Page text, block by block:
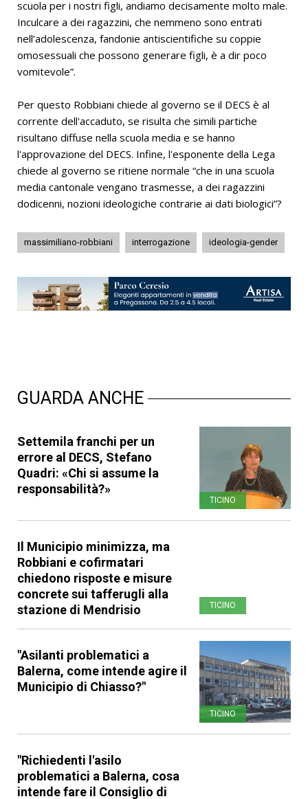
scuola per i nostri figli, andiamo decisamente molto male.
Inculcare a dei ragazzini, che nemmeno sono entrati
nell’adolescenza, fandonie antiscientifiche su coppie
omosessuali che possono generare figli, è a dir poco
vomitevole”.
Per questo Robbiani chiede al governo se il DECS è al
corrente dell'accaduto, se risulta che simili partiche
risultano diffuse nella scuola media e se hanno
l'approvazione del DECS. Infine, l'esponente della Lega
chiede al governo se ritiene normale “che in una scuola
media cantonale vengano trasmesse, a dei ragazzini
dodicenni, nozioni ideologiche contrarie ai dati biologici”?
massimiliano-robbiani interrogazione ideologia-gender
GUARDA ANCHE
Settemila franchi per un
errore al DECS, Stefano
Quadri: «Chi si assume la
responsabilità?»
TICINO
Il Municipio minimizza, ma
Robbiani e cofirmatari
chiedono risposte e misure
concrete sui tafferugli alla
stazione di Mendrisio
TICINO
"Asilanti problematici a
Balerna, come intende agire il
Municipio di Chiasso?"
TICINO
"Richiedenti l'asilo
problematici a Balerna, cosa
intende fare il Consiglio di